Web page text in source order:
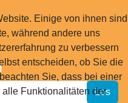
Los
Einige von ihnen sind
während andere uns
zu verbessern
entscheiden, ob Sie die
Sie, dass bei einer
Funktionalitäten der